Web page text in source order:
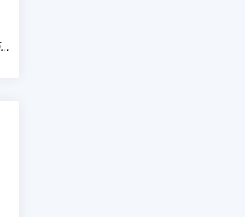
56 Оренбургская область